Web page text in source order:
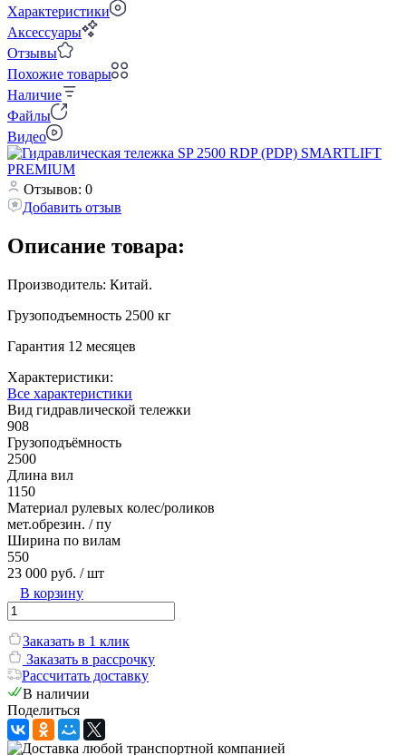
Характеристики
Аксессуары
Отзывы
Похожие товары
Наличие
Файлы
Видео
Отзывов: 0
Добавить отзыв
Описание товара:
Производитель: Китай.
Грузоподъемность 2500 кг
Гарантия 12 месяцев
Характеристики:
Все характеристики
Вид гидравлической тележки
908
Грузоподъёмность
2500
Длина вил
1150
Материал рулевых колес/роликов
мет.обрезин. / пу
Ширина по вилам
550
23 000 руб. / шт
В корзину
Заказать в 1 клик
Заказать в рассрочку
Рассчитать доставку
В наличии
Поделиться